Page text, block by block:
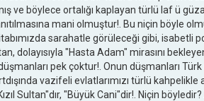
ve böylece ortalığı kaplayan türlü laf ü
mani olmuştur!. Bu niçin böyle
sarahatle görüleceği gibi, isabetli
dolayısıyla "Hasta Adam" mirasını
pek çoktur!. Onun düşmanları
vazifeli evlatlarımızı türlü
Sultan"dır, "Büyük Cani"dir!. Niçin